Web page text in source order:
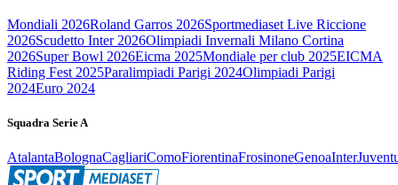
Mondiali 2026Roland Garros 2026Sportmediaset Live Riccione
2026Scudetto Inter 2026Olimpiadi Invernali Milano Cortina
2026Super Bowl 2026Eicma 2025Mondiale per club 2025EICMA
Riding Fest 2025Paralimpiadi Parigi 2024Olimpiadi Parigi
2024Euro 2024
Squadra Serie A
AtalantaBolognaCagliariComoFiorentinaFrosinoneGenoaInter